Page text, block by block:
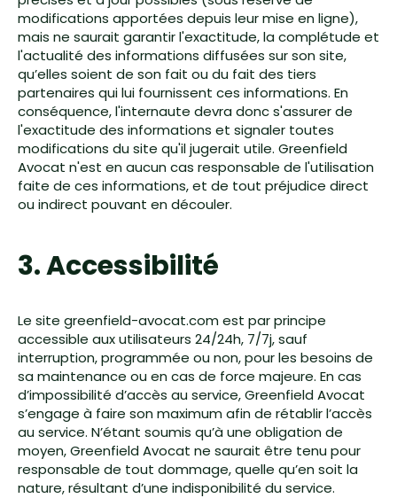
modifications apportées depuis leur mise en ligne),
mais ne saurait garantir l'exactitude, la complétude et
l'actualité des informations diffusées sur son site,
qu’elles soient de son fait ou du fait des tiers
partenaires qui lui fournissent ces informations. En
conséquence, l'internaute devra donc s'assurer de
l'exactitude des informations et signaler toutes
modifications du site qu'il jugerait utile. Greenfield
Avocat n'est en aucun cas responsable de l'utilisation
faite de ces informations, et de tout préjudice direct
ou indirect pouvant en découler.
3. Accessibilité
Le site greenfield-avocat.com est par principe
accessible aux utilisateurs 24/24h, 7/7j, sauf
interruption, programmée ou non, pour les besoins de
sa maintenance ou en cas de force majeure. En cas
d’impossibilité d’accès au service, Greenfield Avocat
s’engage à faire son maximum afin de rétablir l’accès
au service. N’étant soumis qu’à une obligation de
moyen, Greenfield Avocat ne saurait être tenu pour
responsable de tout dommage, quelle qu’en soit la
nature, résultant d’une indisponibilité du service.